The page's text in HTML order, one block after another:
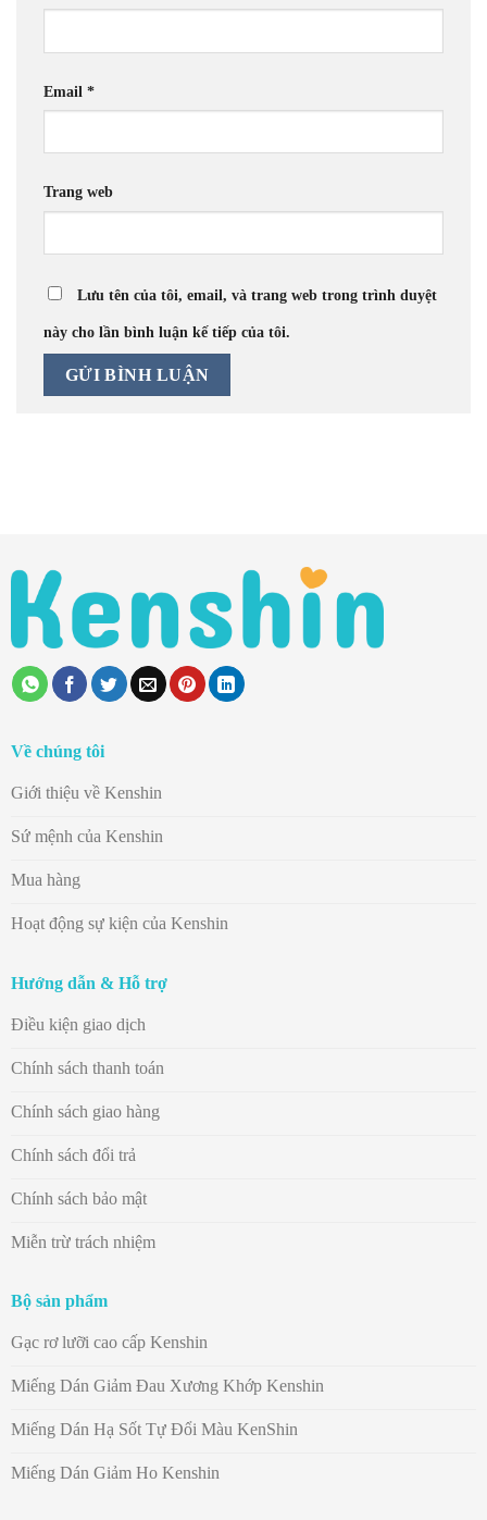
Email *
Trang web
Lưu tên của tôi, email, và trang web trong trình duyệt
này cho lần bình luận kế tiếp của tôi.
Về chúng tôi
Giới thiệu về Kenshin
Sứ mệnh của Kenshin
Mua hàng
Hoạt động sự kiện của Kenshin
Hướng dẫn & Hỗ trợ
Điều kiện giao dịch
Chính sách thanh toán
Chính sách giao hàng
Chính sách đổi trả
Chính sách bảo mật
Miễn trừ trách nhiệm
Bộ sản phẩm
Gạc rơ lưỡi cao cấp Kenshin
Miếng Dán Giảm Đau Xương Khớp Kenshin
Miếng Dán Hạ Sốt Tự Đổi Màu KenShin
Miếng Dán Giảm Ho Kenshin